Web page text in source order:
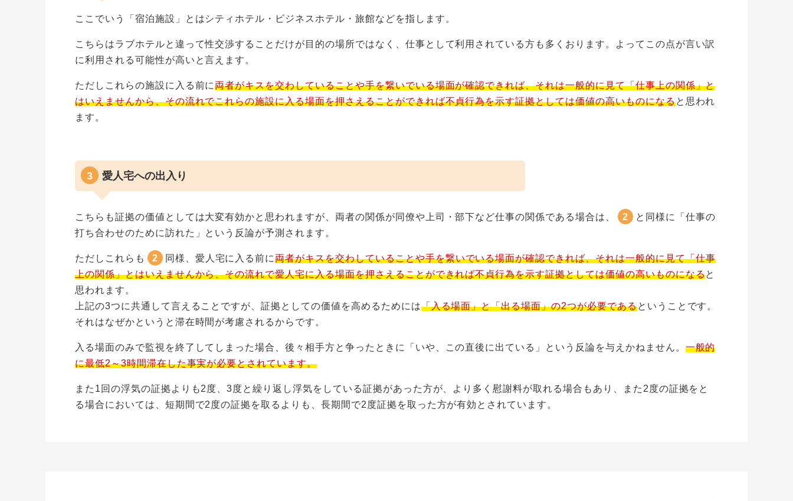
ここでいう「宿泊施設」とはシティホテル・ビジネスホテル・旅館などを指します。
こちらはラブホテルと違って性交渉することだけが目的の場所ではなく、仕事として利用されている方も多くおります。よってこの点が言い訳
に利用される可能性が高いと言えます。
ただしこれらの施設に入る前に両者がキスを交わしていることや手を繋いでいる場面が確認できれば、それは一般的に見て「仕事上の関係」と
はいえませんから、その流れでこれらの施設に入る場面を押さえることができれば不貞行為を示す証拠としては価値の高いものになると思われ
ます。
愛人宅への出入り
こちらも証拠の価値としては大変有効かと思われますが、両者の関係が同僚や上司・部下など仕事の関係である場合は、 2
と同様に「仕事の
打ち合わせのために訪れた」という反論が予測されます。
ただしこれらも 2 同様、愛人宅に入る前に両者がキスを交わしていることや手を繋いでいる場面が確認できれば、それは一般的に見て「仕事
上の関係」とはいえませんから、その流れで愛人宅に入る場面を押さえることができれば不貞行為を示す証拠としては価値の高いものになると
思われます。
上記の3つに共通して言えることですが、証拠としての価値を高めるためには「入る場面」と「出る場面」の2つが必要であるということです。
それはなぜかというと滞在時間が考慮されるからです。
入る場面のみで監視を終了してしまった場合、後々相手方と争ったときに「いや、この直後に出ている」という反論を与えかねません。 一般的
に最低2～3時間滞在した事実が必要とされています。
また1回の浮気の証拠よりも2度、3度と繰り返し浮気をしている証拠があった方が、より多く慰謝料が取れる場合もあり、また2度の証拠をと
る場合においては、短期間で2度の証拠を取るよりも、長期間で2度証拠を取った方が有効とされています。